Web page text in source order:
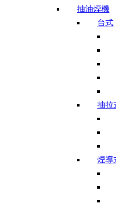
抽油煙機
台式
抽拉
煙導